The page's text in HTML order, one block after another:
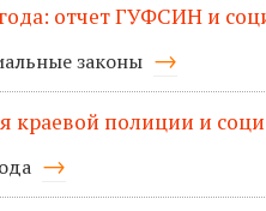
года: отчет ГУФСИН и
законы
краевой полиции и